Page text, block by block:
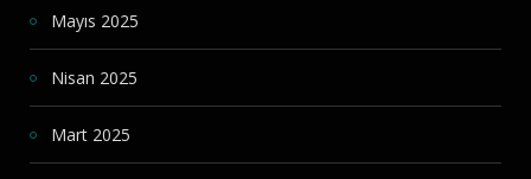
Mayıs 2025
Nisan 2025
Mart 2025